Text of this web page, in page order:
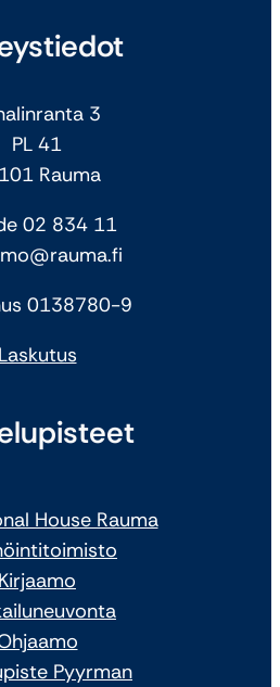
3
PL 41
Rauma
02 834 11
0138780-9
Laskutus
House Rauma
Kirjaamo
Pyyrman